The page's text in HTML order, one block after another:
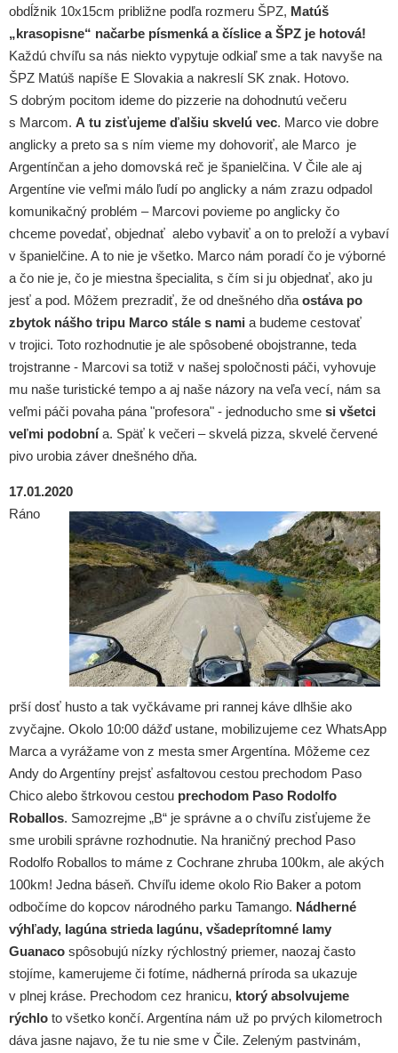
obdĺžnik 10x15cm približne podľa rozmeru ŠPZ, Matúš
„krasopisne“ načarbe písmenká a číslice a ŠPZ je hotová!
Každú chvíľu sa nás niekto vypytuje odkiaľ sme a tak navyše na
ŠPZ Matúš napíše E Slovakia a nakreslí SK znak. Hotovo.
S dobrým pocitom ideme do pizzerie na dohodnutú večeru
s Marcom. A tu zisťujeme ďalšiu skvelú vec. Marco vie dobre
anglicky a preto sa s ním vieme my dohovoriť, ale Marco je
Argentínčan a jeho domovská reč je španielčina. V Čile ale aj
Argentíne vie veľmi málo ľudí po anglicky a nám zrazu odpadol
komunikačný problém – Marcovi povieme po anglicky čo
chceme povedať, objednať alebo vybaviť a on to preloží a vybaví
v španielčine. A to nie je všetko. Marco nám poradí čo je výborné
a čo nie je, čo je miestna špecialita, s čím si ju objednať, ako ju
jesť a pod. Môžem prezradiť, že od dnešného dňa ostáva po
zbytok nášho tripu Marco stále s nami a budeme cestovať
v trojici. Toto rozhodnutie je ale spôsobené obojstranne, teda
trojstranne - Marcovi sa totiž v našej spoločnosti páči, vyhovuje
mu naše turistické tempo a aj naše názory na veľa vecí, nám sa
veľmi páči povaha pána "profesora" - jednoducho sme si všetci
veľmi podobnía. Späť k večeri – skvelá pizza, skvelé červené
pivo urobia záver dnešného dňa.
17.01.2020
Ráno
prší dosť husto a tak vyčkávame pri rannej káve dlhšie ako
zvyčajne. Okolo 10:00 dážď ustane, mobilizujeme cez WhatsApp
Marca a vyrážame von z mesta smer Argentína. Môžeme cez
Andy do Argentíny prejsť asfaltovou cestou prechodom Paso
Chico alebo štrkovou cestou prechodom Paso Rodolfo
Roballos. Samozrejme „B“ je správne a o chvíľu zisťujeme že
sme urobili správne rozhodnutie. Na hraničný prechod Paso
Rodolfo Roballos to máme z Cochrane zhruba 100km, ale akých
100km! Jedna báseň. Chvíľu ideme okolo Rio Baker a potom
odbočíme do kopcov národného parku Tamango. Nádherné
výhľady, lagúna strieda lagúnu, všadeprítomné lamy
Guanaco spôsobujú nízky rýchlostný priemer, naozaj často
stojíme, kamerujeme či fotíme, nádherná príroda sa ukazuje
v plnej kráse. Prechodom cez hranicu, ktorý absolvujeme
rýchlo to všetko končí. Argentína nám už po prvých kilometroch
dáva jasne najavo, že tu nie sme v Čile. Zeleným pastvinám,